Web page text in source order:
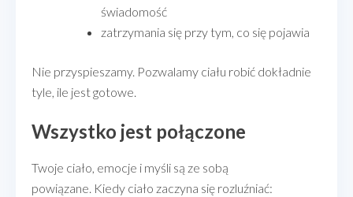
świadomość
zatrzymania się przy tym, co się pojawia
Nie przyspieszamy. Pozwalamy ciału robić dokładnie
tyle, ile jest gotowe.
Wszystko jest połączone
Twoje ciało, emocje i myśli są ze sobą
powiązane. Kiedy ciało zaczyna się rozluźniać: